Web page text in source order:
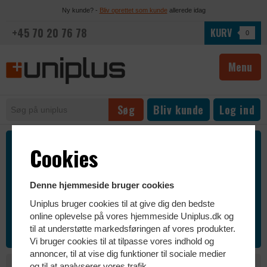
Cookies
Denne hjemmeside bruger cookies
Uniplus bruger cookies til at give dig den bedste
online oplevelse på vores hjemmeside Uniplus.dk og
til at understøtte markedsføringen af vores produkter.
Vi bruger cookies til at tilpasse vores indhold og
annoncer, til at vise dig funktioner til sociale medier
Ny kunde? - Bliv oprettet som kundeallerede idag
+45 70 20 76 78 KURV 0
Menu
Bliv kunde Log ind
SKRÆDDERSYET KONFIGURATIONER
HURTIG LEVERING
Kategorier